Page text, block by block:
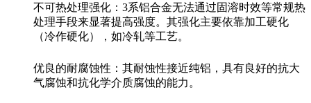
不可热处理强化：3系铝合金无法通过固溶时效等常规热
处理手段来显著提高强度。其强化主要依靠加工硬化
（冷作硬化），如冷轧等工艺。
优良的耐腐蚀性：其耐蚀性接近纯铝，具有良好的抗大
气腐蚀和抗化学介质腐蚀的能力。